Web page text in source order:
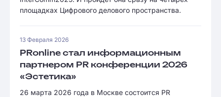
площадках Цифрового делового пространства.
13 Февраля 2026
PRonline стал информационным
партнером PR конференции 2026
«Эстетика»
26 марта 2026 года в Москве состоится PR